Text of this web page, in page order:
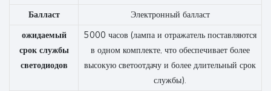
Балласт
Электронный балласт
ожидаемый
срок службы
светодиодов
5000 часов (лампа и отражатель поставляются
в одном комплекте, что обеспечивает более
высокую светоотдачу и более длительный срок
службы).